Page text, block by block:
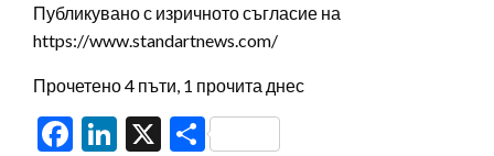
Публикувано с изричното съгласие на
https://www.standartnews.com/
Прочетено 4 пъти, 1 прочита днес
Facebook
LinkedIn
X Share